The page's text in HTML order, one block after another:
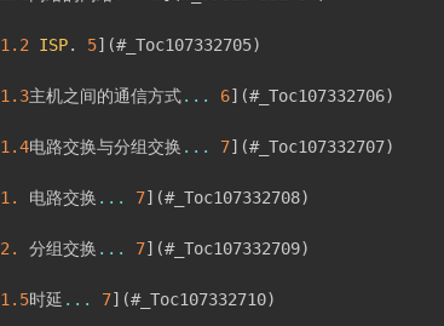
1.2 ISP. 5] (#_Toc107332705)
1.3主机之间的通信方式... 6] (#_Toc107332706)
1.4电路交换与分组交换 ... 7] (#_Toc107332707)
1. 电路交换 ... 7] (#_Toc107332708)
2. 分组交换 ... 7] (#_Toc107332709)
1.5时延 ... 7] (#_Toc107332710)